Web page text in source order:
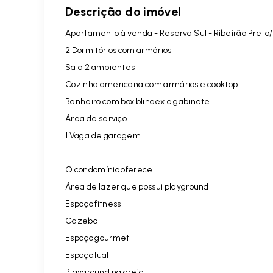
Descrição do imóvel
Apartamento à venda - Reserva Sul - Ribeirão
2 Dormitórios com armários
Sala 2 ambientes
Cozinha americana com armários e cooktop
Banheiro com box blindex e gabinete
Área de serviço
1 Vaga de garagem
O condomínio oferece
Área de lazer que possui playground
Espaço fitness
Gazebo
Espaço gourmet
Espaço lual